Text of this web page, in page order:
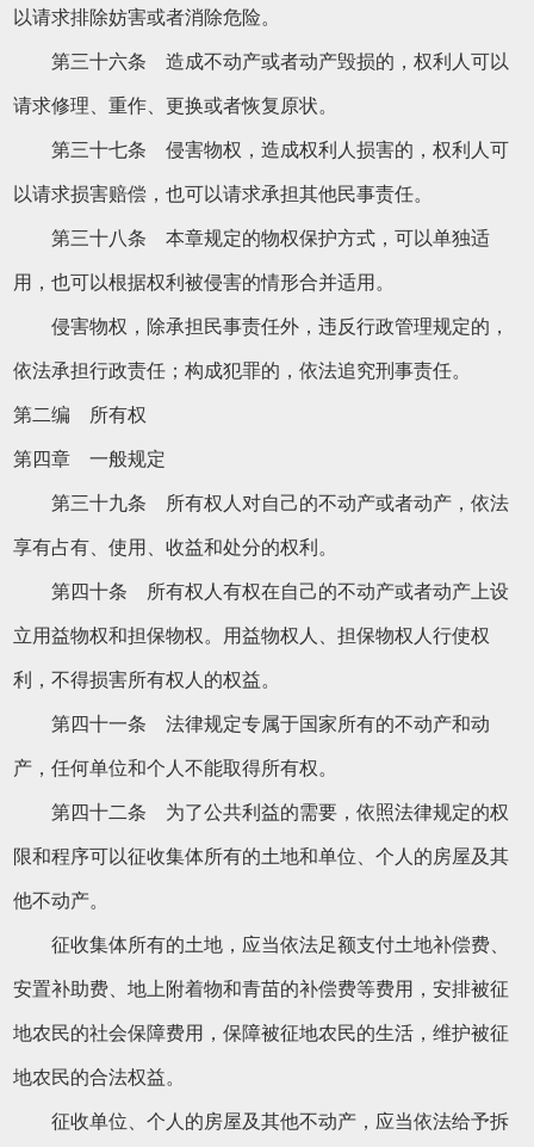
以请求排除妨害或者消除危险。
第三十六条 造成不动产或者动产毁损的，权利人可以
请求修理、重作、更换或者恢复原状。
第三十七条 侵害物权，造成权利人损害的，权利人可
以请求损害赔偿，也可以请求承担其他民事责任。
第三十八条 本章规定的物权保护方式，可以单独适
用，也可以根据权利被侵害的情形合并适用。
侵害物权，除承担民事责任外，违反行政管理规定的，
依法承担行政责任；构成犯罪的，依法追究刑事责任。
第二编 所有权
第四章 一般规定
第三十九条 所有权人对自己的不动产或者动产，依法
享有占有、使用、收益和处分的权利。
第四十条 所有权人有权在自己的不动产或者动产上设
立用益物权和担保物权。用益物权人、担保物权人行使权
利，不得损害所有权人的权益。
第四十一条 法律规定专属于国家所有的不动产和动
产，任何单位和个人不能取得所有权。
第四十二条 为了公共利益的需要，依照法律规定的权
限和程序可以征收集体所有的土地和单位、个人的房屋及其
他不动产。
征收集体所有的土地，应当依法足额支付土地补偿费、
安置补助费、地上附着物和青苗的补偿费等费用，安排被征
地农民的社会保障费用，保障被征地农民的生活，维护被征
地农民的合法权益。
征收单位、个人的房屋及其他不动产，应当依法给予拆